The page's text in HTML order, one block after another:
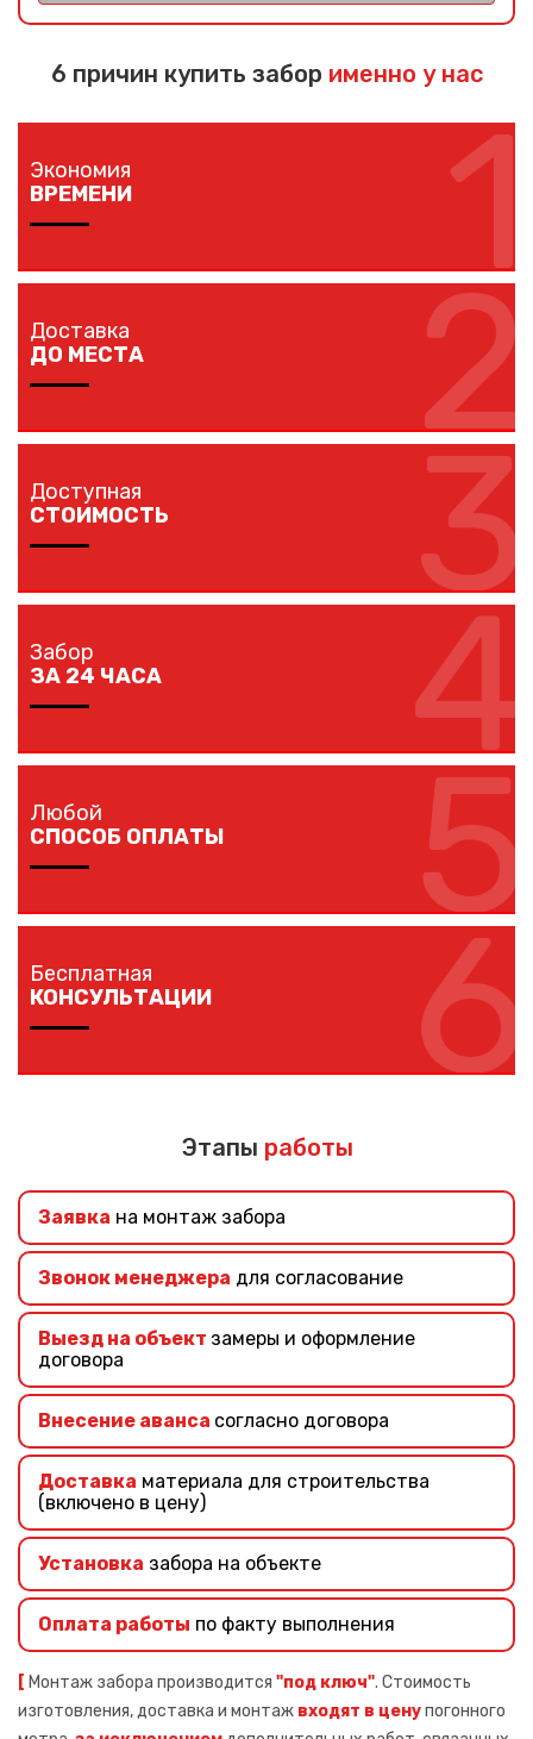
6 причин купить забор именно у нас
1
Экономия
ВРЕМЕНИ
зависимости от длины забора, способа монтажа и
наличия ворот и калиток.
2
Доставка
ДО МЕСТА
Мы доставляем комплектующие забора на любой
объект в вашем городе в кратчайшие сроки
собственным транспортом.
3
Доступная
СТОИМОСТЬ
решений по конкурентной цене.
4
Забор
ЗА 24 ЧАСА
протяженностью до 40 метров за один рабочий день.5
Любой
СПОСОБ ОПЛАТЫ
способом: наличными, банковской карточкой,
безналичным расчетом.
6
Бесплатная
КОНСУЛЬТАЦИИ
учитывая ваши требования и финансовые
Этапы работы
Заявка на монтаж забора
Звонок менеджера для согласование
Выезд на объект замеры и оформление
договора
Внесение аванса согласно договора
Доставка материала для строительства
(включено в цену)
Установка забора на объекте
Оплата работы по факту выполнения
[ Монтаж забора производится "под ключ". Стоимость
изготовления, доставка и монтаж входят в ценупогонного